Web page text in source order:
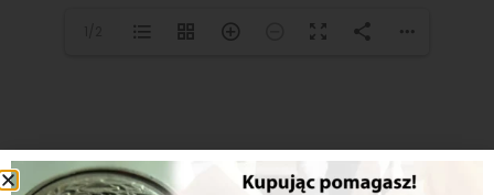
Inne z serii...